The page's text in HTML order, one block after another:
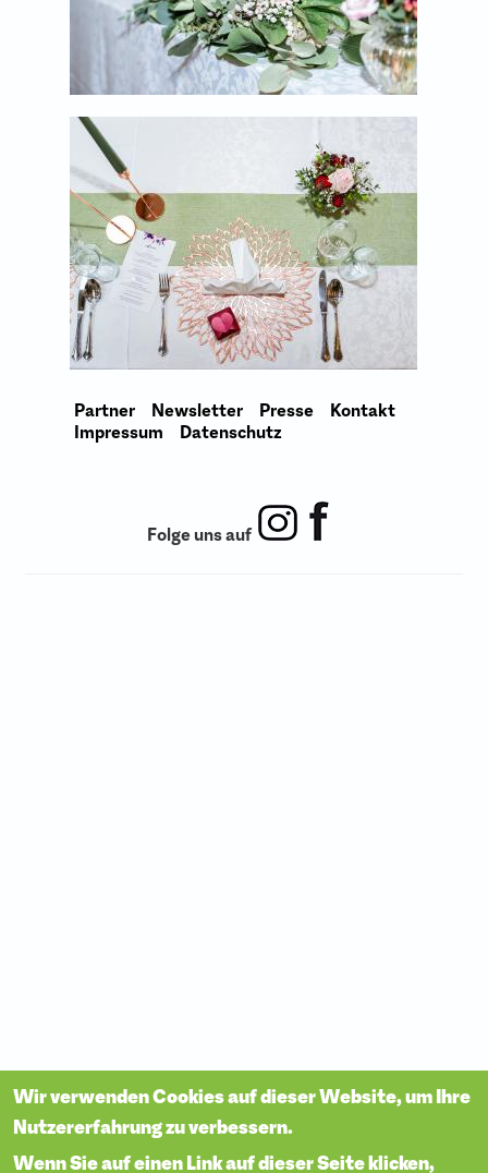
Partner Newsletter Presse
Kontakt
Impressum
Datenschutz
Folge uns auf
Wir verwenden Cookies auf dieser Website, um Ihre
Nutzererfahrung zu verbessern.
Wenn Sie auf einen Link auf dieser Seite klicken,